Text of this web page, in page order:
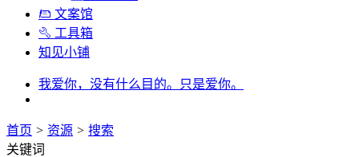
文案馆
工具箱
知见小铺
我爱你，没有什么目的。只是爱你。
首页 > 资源 > 搜索
关键词